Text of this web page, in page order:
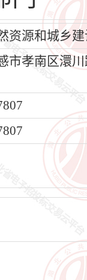
资源和城乡
市孝南区澴